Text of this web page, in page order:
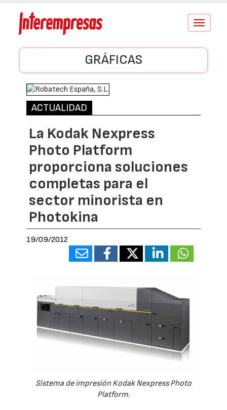
Conmutar
GRÁFICAS
ACTUALIDAD
La Kodak Nexpress
Photo Platform
proporciona soluciones
completas para el
sector minorista en
Photokina
19/09/2012
Sistema de impresión Kodak Nexpress Photo
Platform.